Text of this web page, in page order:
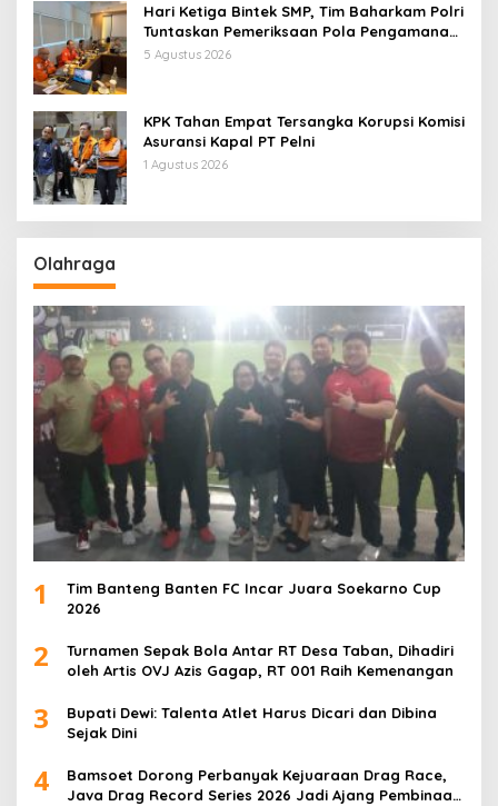
Hari Ketiga Bintek SMP, Tim Baharkam Polri
Tuntaskan Pemeriksaan Pola Pengamanan
Pertamina Patra Niaga Jabar
5 Agustus 2026
KPK Tahan Empat Tersangka Korupsi Komisi
Asuransi Kapal PT Pelni
1 Agustus 2026
Olahraga
1
Tim Banteng Banten FC Incar Juara Soekarno Cup
2026
2
Turnamen Sepak Bola Antar RT Desa Taban, Dihadiri
oleh Artis OVJ Azis Gagap, RT 001 Raih Kemenangan
3
Bupati Dewi: Talenta Atlet Harus Dicari dan Dibina
Sejak Dini
4
Bamsoet Dorong Perbanyak Kejuaraan Drag Race,
Java Drag Record Series 2026 Jadi Ajang Pembinaan